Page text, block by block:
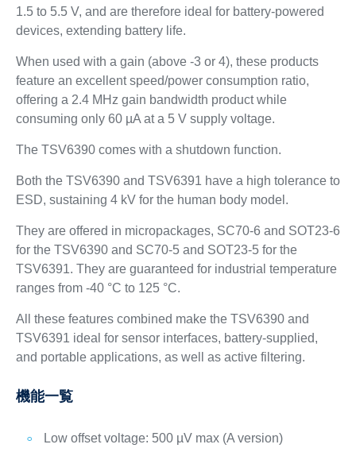
1.5 to 5.5 V, and are therefore ideal for battery-powered
devices, extending battery life.
When used with a gain (above -3 or 4), these products
feature an excellent speed/power consumption ratio,
offering a 2.4 MHz gain bandwidth product while
consuming only 60 µA at a 5 V supply voltage.
The TSV6390 comes with a shutdown function.
Both the TSV6390 and TSV6391 have a high tolerance to
ESD, sustaining 4 kV for the human body model.
They are offered in micropackages, SC70-6 and SOT23-6
for the TSV6390 and SC70-5 and SOT23-5 for the
TSV6391. They are guaranteed for industrial temperature
ranges from -40 °C to 125 °C.
All these features combined make the TSV6390 and
TSV6391 ideal for sensor interfaces, battery-supplied,
and portable applications, as well as active filtering.
機能一覧
Low offset voltage: 500 µV max (A version)